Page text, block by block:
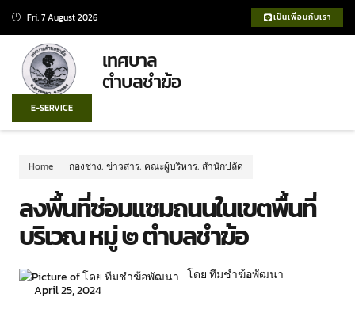
Fri, 7 August 2026 เป็นเพื่อนกับเรา
เทศบาล
ตำบลชำฆ้อ
E-SERVICE
Home กองช่าง, ข่าวสาร, คณะผู้บริหาร, สำนักปลัด
ลงพื้นที่ซ่อมแซมถนนในเขตพื้นที่
บริเวณ หมู่ ๒ ตำบลชำฆ้อ
โดย ทีมชำฆ้อพัฒนา
April 25, 2024